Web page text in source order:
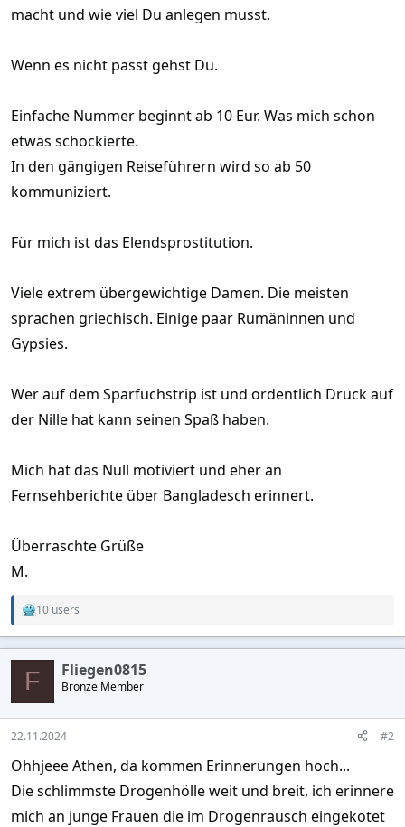
macht und wie viel Du anlegen musst.
Wenn es nicht passt gehst Du.
Einfache Nummer beginnt ab 10 Eur. Was mich schon
etwas schockierte.
In den gängigen Reiseführern wird so ab 50
kommuniziert.
Für mich ist das Elendsprostitution.
Viele extrem übergewichtige Damen. Die meisten
sprachen griechisch. Einige paar Rumäninnen und
Gypsies.
Wer auf dem Sparfuchstrip ist und ordentlich Druck auf
der Nille hat kann seinen Spaß haben.
Mich hat das Null motiviert und eher an
Fernsehberichte über Bangladesch erinnert.
Überraschte Grüße
M.
R
c
o
n
s
:
10 users
F Fliegen0815
Bronze Member
22.11.2024 #2
Ohhjeee Athen, da kommen Erinnerungen hoch...
Die schlimmste Drogenhölle weit und breit, ich erinnere
mich an junge Frauen die im Drogenrausch eingekotet